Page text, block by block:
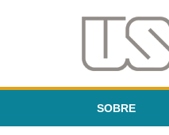
SOBRE